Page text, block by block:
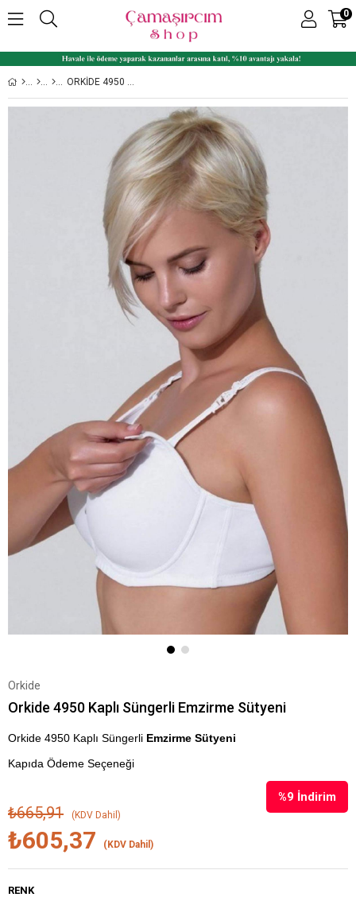
0
ORKIDE 4950 KAPLI SÜNGERLI EMZIRME SÜTYENI
Orkide
Orkide 4950 Kaplı Süngerli Emzirme Sütyeni
Orkide 4950 Kaplı Süngerli Emzirme Sütyeni
Kapıda Ödeme Seçeneği
%9 İndirim
₺665,91 (KDV Dahil)
₺605,37 (KDV Dahil)
RENK